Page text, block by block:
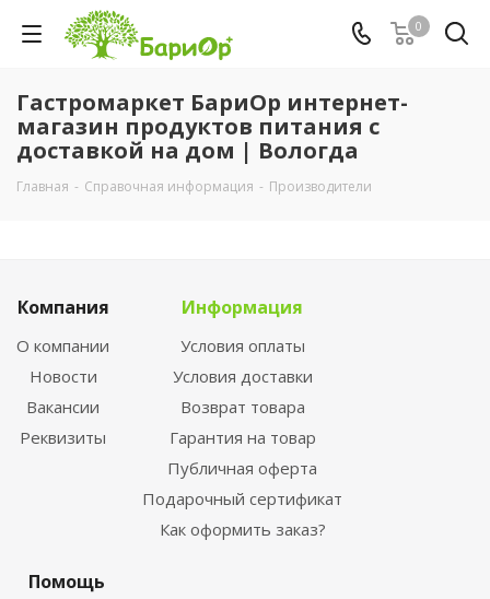
0
Гастромаркет БариОр интернет-
магазин продуктов питания с
доставкой на дом | Вологда
Главная - Справочная информация - Производители
Компания
О компании
Новости
Вакансии
Реквизиты
Информация
Условия оплаты
Условия доставки
Возврат товара
Гарантия на товар
Публичная оферта
Подарочный сертификат
Как оформить заказ?
Помощь